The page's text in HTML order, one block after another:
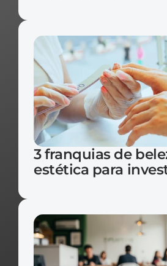
3 franquias de
estética para